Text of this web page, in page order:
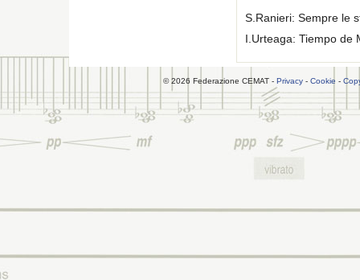
S.Ranieri: Sempre le
I.Urteaga: Tiempo de
© 2026 Federazione CEMAT - Privacy - Cookie -